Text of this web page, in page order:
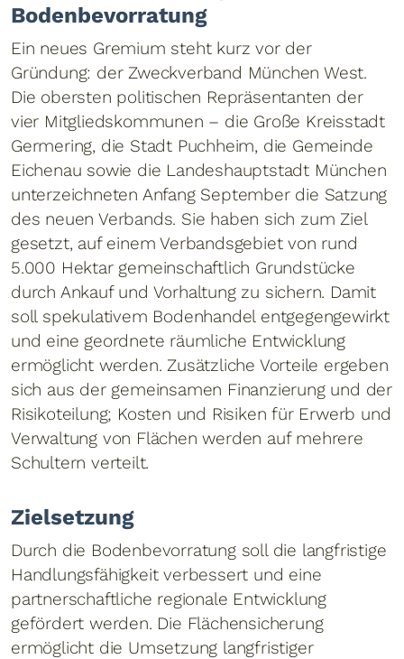
Bodenbevorratung
Ein neues Gremium steht kurz vor der
Gründung: der Zweckverband München West.
Die obersten politischen Repräsentanten der
vier Mitgliedskommunen – die Große Kreisstadt
Germering, die Stadt Puchheim, die Gemeinde
Eichenau sowie die Landeshauptstadt München
unterzeichneten Anfang September die Satzung
des neuen Verbands. Sie haben sich zum Ziel
gesetzt, auf einem Verbandsgebiet von rund
5.000 Hektar gemeinschaftlich Grundstücke
durch Ankauf und Vorhaltung zu sichern. Damit
soll spekulativem Bodenhandel entgegengewirkt
und eine geordnete räumliche Entwicklung
ermöglicht werden. Zusätzliche Vorteile ergeben
sich aus der gemeinsamen Finanzierung und der
Risikoteilung; Kosten und Risiken für Erwerb und
Verwaltung von Flächen werden auf mehrere
Schultern verteilt.
Zielsetzung
Durch die Bodenbevorratung soll die langfristige
Handlungsfähigkeit verbessert und eine
partnerschaftliche regionale Entwicklung
gefördert werden. Die Flächensicherung
ermöglicht die Umsetzung langfristiger